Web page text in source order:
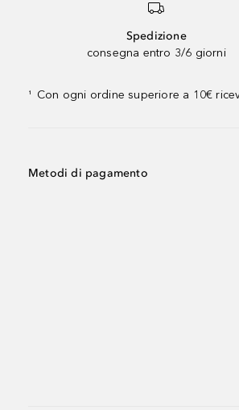
Spedizione
consegna entro 3/6 giorni
¹ Con ogni ordine superiore a 10€
Metodi di pagamento